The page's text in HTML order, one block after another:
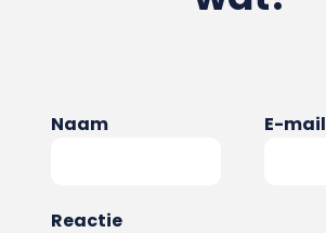
Naam E-mail
Reactie